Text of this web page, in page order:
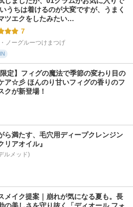
うちは着けるのが大変ですが、うまく
ツエクをしたみたい…
7
ノーグルーつけまつげ
限定】フィグの魔法で季節の変わり目の
ア☆彡 ほんのり甘いフィグの香りのフ
クが新登場！
ら満たす、毛穴用ディープクレンジン
リアオイル』
メイク提案｜崩れが気になる夏も。長